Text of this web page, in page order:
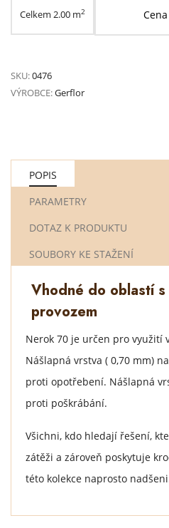
Celkem 2.00 m2
SKU:0476
VÝROBCE:Gerflor
POPIS
PARAMETRY
DOTAZ K PRODUKTU
SOUBORY KE STAŽENÍ
Vhodné do oblastí
provozem
Nerok 70 je určen pro využití
Nášlapná vrstva ( 0,70 mm)
proti opotřebení. Nášlapná
proti poškrábání.
Všichni, kdo hledají řešení,
zátěži a zároveň poskytuje
této kolekce naprosto